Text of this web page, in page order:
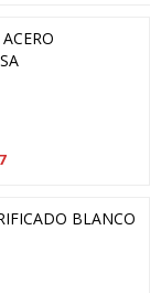
BLANCO